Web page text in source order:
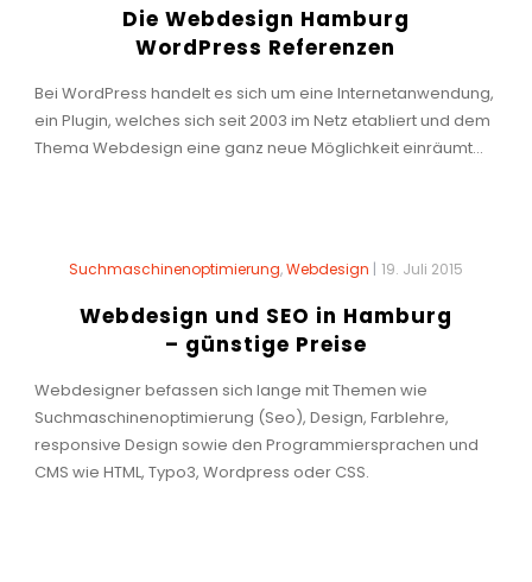
Die Webdesign Hamburg
WordPress Referenzen
Bei WordPress handelt es sich um eine Internetanwendung,
ein Plugin, welches sich seit 2003 im Netz etabliert und dem
Thema Webdesign eine ganz neue Möglichkeit einräumt...
Suchmaschinenoptimierung,Webdesign | 19. Juli 2015
Webdesign und SEO in Hamburg
– günstige Preise
Webdesigner befassen sich lange mit Themen wie
Suchmaschinenoptimierung (Seo), Design, Farblehre,
responsive Design sowie den Programmiersprachen und
CMS wie HTML, Typo3, Wordpress oder CSS.